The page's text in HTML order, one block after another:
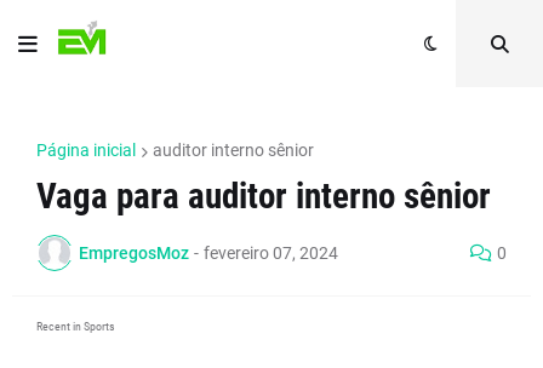
Página inicial auditor interno sênior
Vaga para auditor interno sênior
EmpregosMoz - fevereiro 07, 2024 0
Recent in Sports